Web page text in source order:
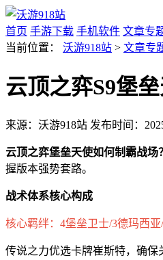
首页 手游下载 手机软件 文章专
当前位置： 沃游918站 > 文章专
云顶之弈S9堡
来源：沃游918站 发布时间：
云顶之弈堡垒天使如何制霸战场？
握版本强势套路。
战术体系核心构成
核心羁绊：4堡垒卫士/3德玛西
传说之力优选卡牌崔斯特，确